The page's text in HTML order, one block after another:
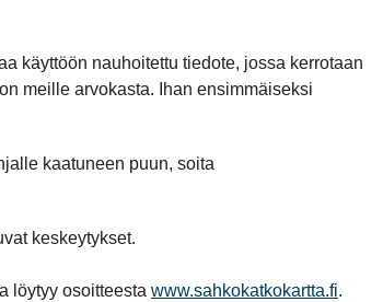
käyttöön nauhoitettu tiedote, jossa kerrotaan
meille arvokasta. Ihan ensimmäiseksi
kaatuneen puun, soita
keskeytykset.
löytyy osoitteesta www.sahkokatkokartta.fi.